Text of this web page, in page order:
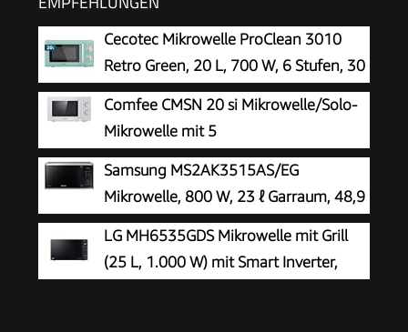
Cecotec Mikrowelle ProClean 3010
Retro Green, 20 L, 700 W, 6 Stufen, 30
Min
Comfee CMSN 20 si Mikrowelle/Solo-
Mikrowelle mit 5
Leistungsstufen/Innenbeleuchtung/easy
Defrost/360°Drehteller/Zwei
Drehregler/20L/700W/ Silber
Samsung MS2AK3515AS/EG
Mikrowelle, 800 W, 23 ℓ Garraum, 48,9
cm Breite, Kratzfester Keramik-Emaille-
Inneraum, QuickDefrost Auftauprogramme,
Silber
LG MH6535GDS Mikrowelle mit Grill
(25 L, 1.000 W) mit Smart Inverter,